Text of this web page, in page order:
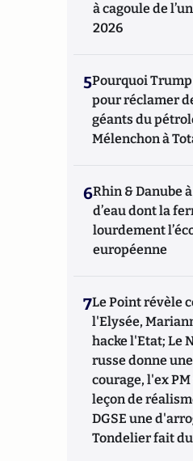
à cagoule de
2026
5Pourquoi
pour réclamer
géants du
Mélenchon à
6Rhin & Danube
d’eau dont la
lourdement
européenne
7Le Point révèle
l'Elysée,
hacke l'Etat; Le
russe donne
courage, l'ex
leçon de
DGSE une
Tondelier fait